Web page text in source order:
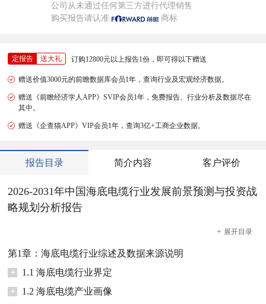
公司从未通过任何第三方进行代理销售
购买报告请认准
商标
定报告 送大礼 订购12800元以上报告1份，即可得以下赠送
赠送价值3000元的前瞻数据库会员1年，查询行业及宏观经济数据。
赠送《前瞻经济学人APP》SVIP会员1年，免费报告、行业分析及数据尽在
其中。
赠送《企查猫APP》VIP会员1年，查询3亿+工商企业数据。
报告目录 简介内容 客户评价
2026-2031年中国海底电缆行业发展前景预测与投资战
略规划分析报告
+ 展开目录
第1章：海底电缆行业综述及数据来源说明
+
1.1 海底电缆行业界定
+
1.2 海底电缆产业画像